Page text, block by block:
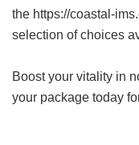
the https://coastal-
selection of choices
Boost your vitality in
your package today